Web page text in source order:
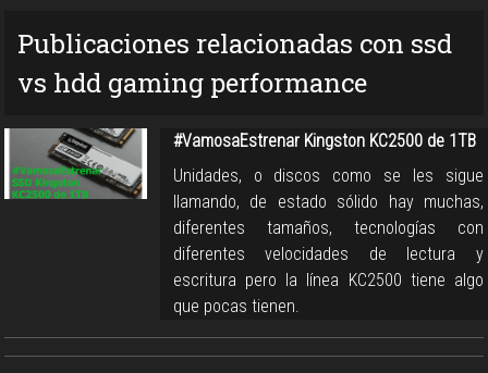
Publicaciones relacionadas con ssd
vs hdd gaming performance
#VamosaEstrenar Kingston KC2500 de 1TB
Unidades, o discos como se les sigue
llamando, de estado sólido hay muchas,
diferentes tamaños, tecnologías con
diferentes velocidades de lectura y
escritura pero la línea KC2500 tiene algo
que pocas tienen.